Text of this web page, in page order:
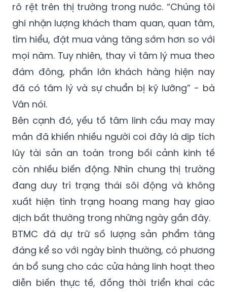
rõ rệt trên thị trường trong nước. “Chúng tôi
ghi nhận lượng khách tham quan, quan tâm,
tìm hiểu, đặt mua vàng tăng sớm hơn so với
mọi năm. Tuy nhiên, thay vì tâm lý mua theo
đám đông, phần lớn khách hàng hiện nay
đã có tâm lý và sự chuẩn bị kỹ lưỡng” - bà
Vân nói.
Bên cạnh đó, yếu tố tâm linh cầu may may
mắn đã khiến nhiều người coi đây là dịp tích
lũy tài sản an toàn trong bối cảnh kinh tế
còn nhiều biến động. Nhìn chung thị trường
đang duy trì trạng thái sôi động và không
xuất hiện tình trạng hoang mang hay giao
dịch bất thường trong những ngày gần đây.
BTMC đã dự trữ số lượng sản phẩm tăng
đáng kể so với ngày bình thường, có phương
án bổ sung cho các cửa hàng linh hoạt theo
diễn biến thực tế, đồng thời triển khai các